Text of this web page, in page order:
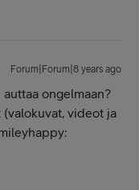
Forum|Forum|8 years ago
ongelmaan?
videot ja